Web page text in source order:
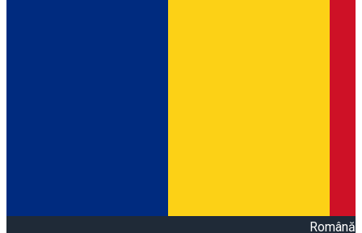
Română